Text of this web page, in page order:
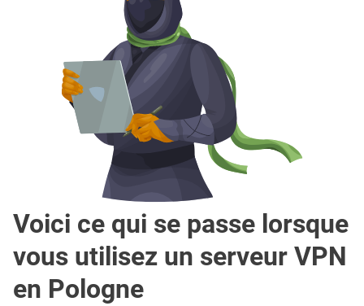
Voici ce qui se passe lorsque
vous utilisez un serveur VPN
en Pologne